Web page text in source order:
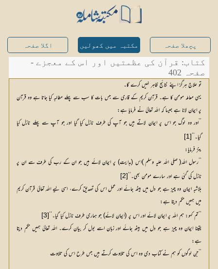
پچھلا صفحہ مکتبہ میں کھولیں اگلا صفحہ
کتاب: قرآن کی عظمتیں اور اس کے معجزے -
صفحہ 402
تو علاج ہرگز اپنے نتائج ظاہر نہیں کرے گا۔
یہی معاملہ مومن کا ہے۔ قرآن کریم کے قاری سے جس بات کا سب سے پہلے مطالبہ کیا جاتا ہے وہ قرآن
پر ایمان لانا ہے جیسا کہ اللہ تعالیٰ نے فرمایا ہے:
’’اور وہ لوگ جو اس پر ایمان لاتے ہیں جو آپ کی طرف نازل کیا گیا اور جو آپ سے پہلے نازل کیا
گیا۔‘‘[1]
ینز فرمایا:
’’رسول اللہ( صلی اللہ علیہ وسلم )اس (ہدایت) پر ایمان لائے ہیں جو ان کے رب کی طرف سے ان پر
نازل کی گئی ہے اور سارے مومن بھی۔‘‘[2]
بلاشبہ ایمان وہ چیز ہے جو دل میں بیٹھ جائے اور عمل اس کی تصدیق کرے، اسی لیے اللہ تعالیٰ قرآن کریم
میں ہمیں حکم دیتا ہے:
’’تم کہو: ہم اللہ پر ایمان لائے اور اس پر (ایمان لائے) جو ہماری طرف نازل کیا گیا۔‘‘[3]
یقینا ایمان وہ چیز ہے جو دل میں بیٹھ جائے اور زبان اسے بول کر بیان کرے۔ اللہ تعالیٰ ہمیں حکم دیتا
ہے:
’’جن لوگوں کو ہم نے کتاب دی وہ اس کی تلاوت کرتے ہیں جس طرح اس کی تلاوت